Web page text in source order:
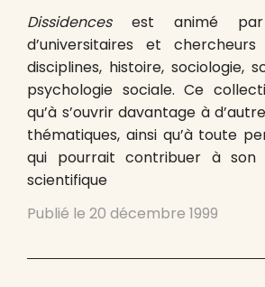
Dissidencesest animé par
d’universitaires et
disciplines, histoire, sociologie,
psychologie sociale. Ce
qu’à s’ouvrir davantage à
thématiques, ainsi qu’à toute
qui pourrait contribuer à son
scientifique
Publié le 20 décembre 1999